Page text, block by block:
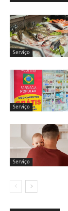
Serviço
Serviço
Serviço